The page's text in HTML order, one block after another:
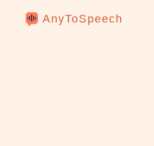
AnyToSpeech